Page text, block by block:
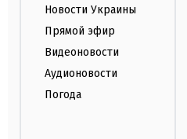
Новости Украины
Прямой эфир
Видеоновости
Аудионовости
Погода